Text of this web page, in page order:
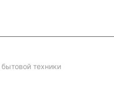
техники